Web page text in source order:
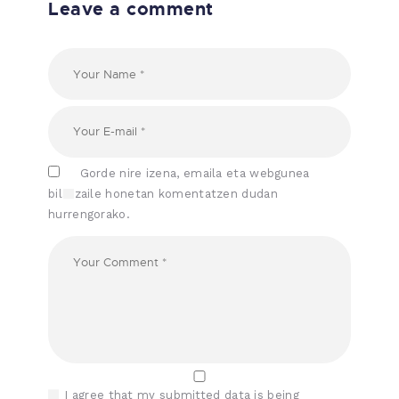
Leave a comment
Gorde nire izena, emaila eta webgunea
bilatzaile honetan komentatzen dudan
hurrengorako.
I agree that my submitted data is being